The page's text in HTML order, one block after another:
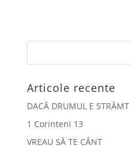
Articole recente
DACĂ DRUMUL E STRÂMT
1 Corinteni 13
VREAU SĂ TE CÂNT